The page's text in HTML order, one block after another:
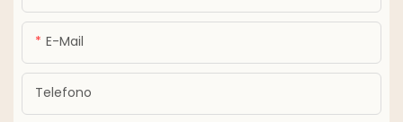
E-Mail
Telefono